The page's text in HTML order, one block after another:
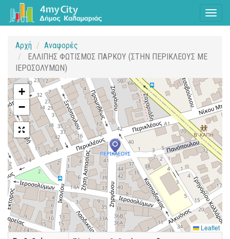
Αρχή
Αναφορές
ΕΛΛΙΠΗΣ ΦΩΤΙΣΜΟΣ ΠΑΡΚΟΥ (ΣΤΗΝ ΠΕΡΙΚΛΕΟΥΣ ΜΕ
ΙΕΡΟΣΟΛΥΜΩΝ)
+
−
Leaflet